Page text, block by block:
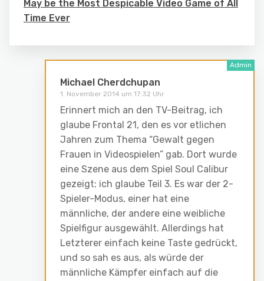
May be the Most Despicable Video Game of All
Time Ever
Michael Cherdchupan
1. November 2014 um 17:32 Uhr
Erinnert mich an den TV-Beitrag, ich
glaube Frontal 21, den es vor etlichen
Jahren zum Thema “Gewalt gegen
Frauen in Videospielen” gab. Dort wurde
eine Szene aus dem Spiel Soul Calibur
gezeigt; ich glaube Teil 3. Es war der 2-
Spieler-Modus, einer hat eine
männliche, der andere eine weibliche
Spielfigur ausgewählt. Allerdings hat
Letzterer einfach keine Taste gedrückt,
und so sah es aus, als würde der
männliche Kämpfer einfach auf die